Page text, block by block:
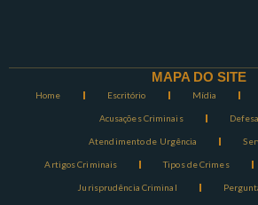
MAPA DO SITE
Home Escritório Mídia
Acusações Criminais
Atendimento de Urgência
Artigos Criminais Tipos de Crimes
Jurisprudência Criminal